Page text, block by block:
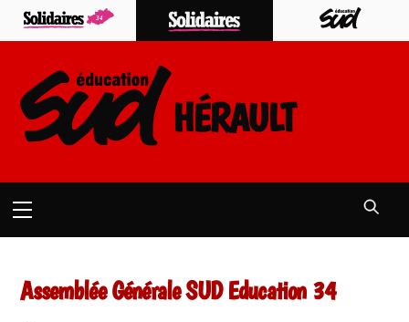
Skip
HÉRAULT
Menu
Assemblée Générale SUD Education 34